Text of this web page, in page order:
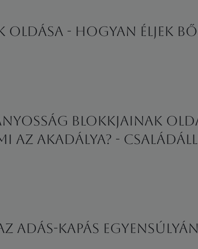
oldása - Hogyan éljek
blokkjainak
az akadálya? -
adás-kapás